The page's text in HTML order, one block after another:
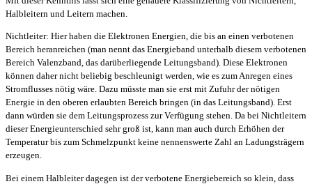
Halbleitern und Leitern machen.
Nichtleiter: Hier haben die Elektronen Energien, die bis an einen verbotenen
Bereich heranreichen (man nennt das Energieband unterhalb diesem verbotenen
Bereich Valenzband, das darüberliegende Leitungsband). Diese Elektronen
können daher nicht beliebig beschleunigt werden, wie es zum Anregen eines
Stromflusses nötig wäre. Dazu müsste man sie erst mit Zufuhr der nötigen
Energie in den oberen erlaubten Bereich bringen (in das Leitungsband). Erst
dann würden sie dem Leitungsprozess zur Verfügung stehen. Da bei Nichtleitern
dieser Energieunterschied sehr groß ist, kann man auch durch Erhöhen der
Temperatur bis zum Schmelzpunkt keine nennenswerte Zahl an Ladungsträgern
erzeugen.
Bei einem Halbleiter dagegen ist der verbotene Energiebereich so klein, dass